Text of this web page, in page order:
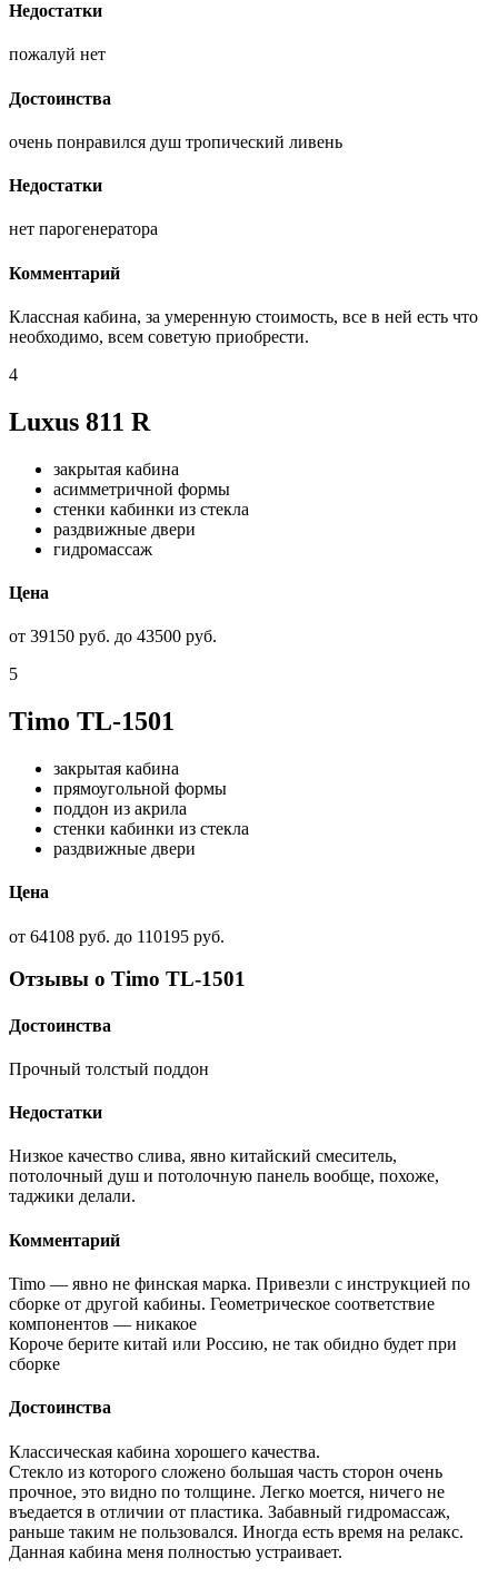
Недостатки
пожалуй нет
Достоинства
очень понравился душ тропический ливень
Недостатки
нет парогенератора
Комментарий
Классная кабина, за умеренную стоимость, все в ней есть что
необходимо, всем советую приобрести.
4
Luxus 811 R
закрытая кабина
асимметричной формы
стенки кабинки из стекла
раздвижные двери
гидромассаж
Цена
от 39150 руб. до 43500 руб.
5
Timo TL-1501
закрытая кабина
прямоугольной формы
поддон из акрила
стенки кабинки из стекла
раздвижные двери
Цена
от 64108 руб. до 110195 руб.
Отзывы о Timo TL-1501
Достоинства
Прочный толстый поддон
Недостатки
Низкое качество слива, явно китайский смеситель,
потолочный душ и потолочную панель вообще, похоже,
таджики делали.
Комментарий
Timo — явно не финская марка. Привезли с инструкцией по
сборке от другой кабины. Геометрическое соответствие
компонентов — никакое
Короче берите китай или Россию, не так обидно будет при
сборке
Достоинства
Классическая кабина хорошего качества.
Стекло из которого сложено большая часть сторон очень
прочное, это видно по толщине. Легко моется, ничего не
въедается в отличии от пластика. Забавный гидромассаж,
раньше таким не пользовался. Иногда есть время на релакс.
Данная кабина меня полностью устраивает.